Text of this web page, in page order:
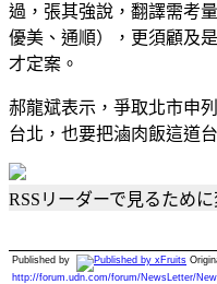
過，張其強說，翻譯需考
優美、通順），更須顧及
才定案。
郝龍斌表示，爭取北市申
台北，也要把滷肉飯這道
RSSリーダーで見るため
Published by
http://forum.udn.com/forum/NewsLetter/